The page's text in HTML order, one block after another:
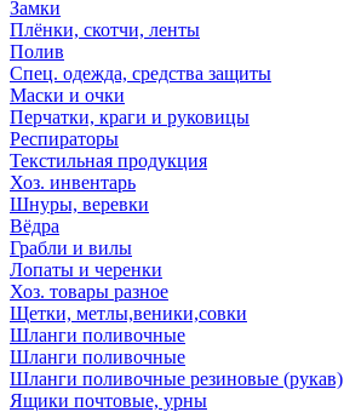
Замки
Плёнки, скотчи, ленты
Полив
Спец. одежда, средства защиты
Маски и очки
Перчатки, краги и руковицы
Респираторы
Текстильная продукция
Хоз. инвентарь
Шнуры, веревки
Вёдра
Грабли и вилы
Лопаты и черенки
Хоз. товары разное
Щетки, метлы,веники,совки
Шланги поливочные
Шланги поливочные
Шланги поливочные резиновые (рукав)
Ящики почтовые, урны